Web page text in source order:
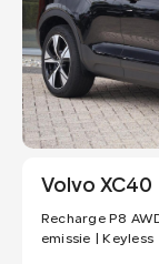
Volvo XC40
Recharge P8
emissie | Keyless